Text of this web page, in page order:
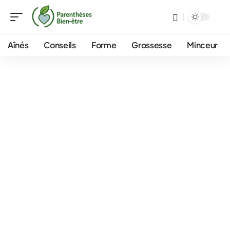
Aînés Conseils Forme Grossesse Minceur